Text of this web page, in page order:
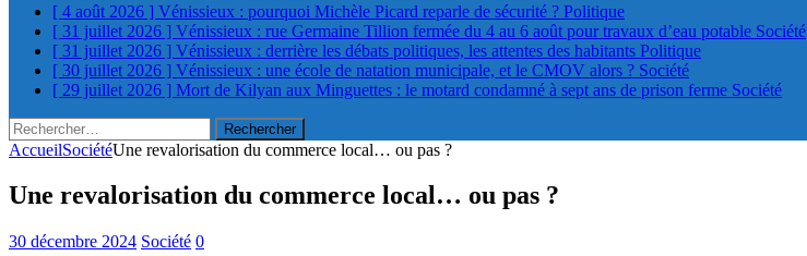
[ 4 août 2026 ] Vénissieux : pourquoi Michèle Picard reparle de sécurité ? Politique
[ 31 juillet 2026 ] Vénissieux : rue Germaine Tillion fermée du 4 au 6 août pour travaux d’eau potable Société
[ 31 juillet 2026 ] Vénissieux : derrière les débats politiques, les attentes des habitants Politique
[ 30 juillet 2026 ] Vénissieux : une école de natation municipale, et le CMOV alors ? Société
[ 29 juillet 2026 ] Mort de Kilyan aux Minguettes : le motard condamné à sept ans de prison ferme Société
Rechercher :
AccueilSociétéUne revalorisation du commerce local… ou pas ?
Une revalorisation du commerce local… ou pas ?
30 décembre 2024 Société 0